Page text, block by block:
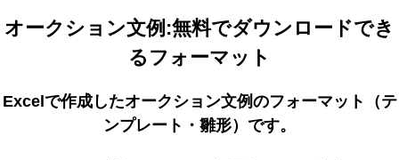
オークション文例:無料でダウンロードでき
るフォーマット
Excelで作成したオークション文例のフォーマット（テ
ンプレート・雛形）です。